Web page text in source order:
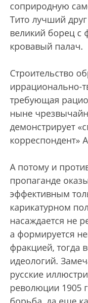
соприродную
Тито лучший
великий борец
кровавый палач.
Строительство
иррационально-
требующая
ныне
демонстрирует
корреспондент»
А потому и
пропаганде
эффективным
карикатурном
насаждается не
а формируется
фракцией, тогда
идеологий.
русские
революции 1905